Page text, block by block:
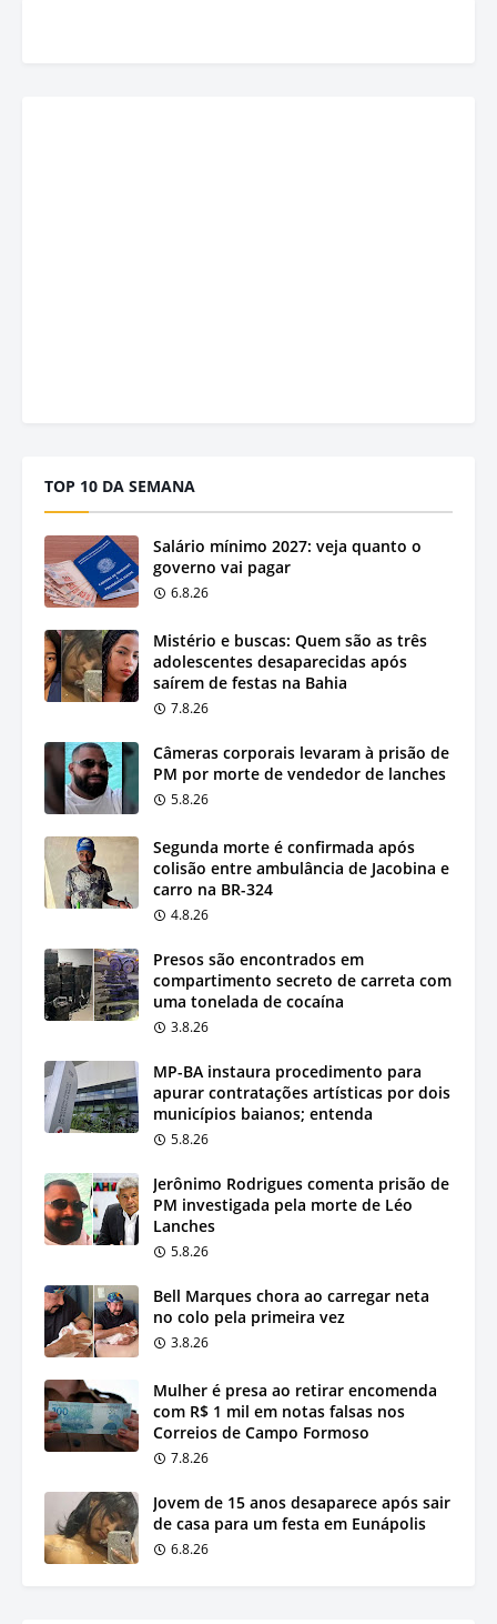
TOP 10 DA SEMANA
Salário mínimo 2027: veja quanto o
governo vai pagar
6.8.26
Mistério e buscas: Quem são as três
adolescentes desaparecidas após
saírem de festas na Bahia
7.8.26
Câmeras corporais levaram à prisão de
PM por morte de vendedor de lanches
5.8.26
Segunda morte é confirmada após
colisão entre ambulância de Jacobina e
carro na BR-324
4.8.26
Presos são encontrados em
compartimento secreto de carreta com
uma tonelada de cocaína
3.8.26
MP-BA instaura procedimento para
apurar contratações artísticas por dois
municípios baianos; entenda
5.8.26
Jerônimo Rodrigues comenta prisão de
PM investigada pela morte de Léo
Lanches
5.8.26
Bell Marques chora ao carregar neta
no colo pela primeira vez
3.8.26
Mulher é presa ao retirar encomenda
com R$ 1 mil em notas falsas nos
Correios de Campo Formoso
7.8.26
Jovem de 15 anos desaparece após sair
de casa para um festa em Eunápolis
6.8.26